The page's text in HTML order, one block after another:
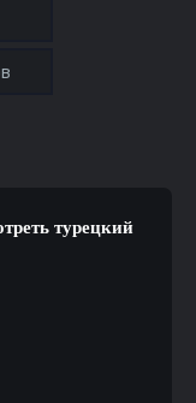
турецкий